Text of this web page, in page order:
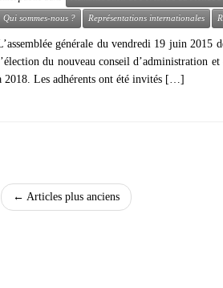
Qui sommes-nous ? Représentations internationales
générale du vendredi 19 juin 2015
du nouveau conseil d’administration
2018. Les adhérents ont été invités […]
← Articles plus anciens